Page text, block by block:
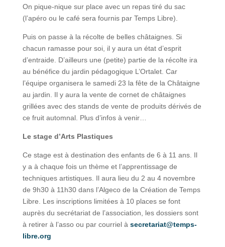
On pique-nique sur place avec un repas tiré du sac
(l’apéro ou le café sera fournis par Temps Libre).
Puis on passe à la récolte de belles châtaignes. Si
chacun ramasse pour soi, il y aura un état d’esprit
d’entraide. D’ailleurs une (petite) partie de la récolte ira
au bénéfice du jardin pédagogique L’Ortalet. Car
l’équipe organisera le samedi 23 la fête de la Châtaigne
au jardin. Il y aura la vente de cornet de châtaignes
grillées avec des stands de vente de produits dérivés de
ce fruit automnal. Plus d’infos à venir…
Le stage d’Arts Plastiques
Ce stage est à destination des enfants de 6 à 11 ans. Il
y a à chaque fois un thème et l’apprentissage de
techniques artistiques. Il aura lieu du 2 au 4 novembre
de 9h30 à 11h30 dans l’Algeco de la Création de Temps
Libre. Les inscriptions limitées à 10 places se font
auprès du secrétariat de l’association, les dossiers sont
à retirer à l’asso ou par courriel à secretariat@temps-
libre.org